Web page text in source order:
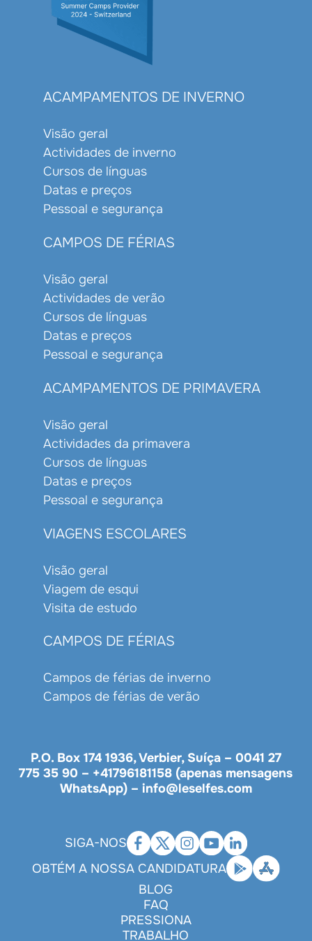
ACAMPAMENTOS DE INVERNO
Visão geral
Actividades de inverno
Cursos de línguas
Datas e preços
Pessoal e segurança
CAMPOS DE FÉRIAS
Visão geral
Actividades de verão
Cursos de línguas
Datas e preços
Pessoal e segurança
ACAMPAMENTOS DE PRIMAVERA
Visão geral
Actividades da primavera
Cursos de línguas
Datas e preços
Pessoal e segurança
VIAGENS ESCOLARES
Visão geral
Viagem de esqui
Visita de estudo
CAMPOS DE FÉRIAS
Campos de férias de inverno
Campos de férias de verão
P.O. Box 174 1936, Verbier, Suíça – 0041 27
775 35 90 – +41796181158 (apenas mensagens
WhatsApp)– info@leselfes.com
SIGA-NOS
OBTÉM A NOSSA CANDIDATURA
BLOG
FAQ
PRESSIONA
TRABALHO